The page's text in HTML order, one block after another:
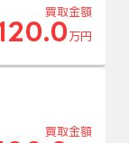
買取金額
万円
買取金額